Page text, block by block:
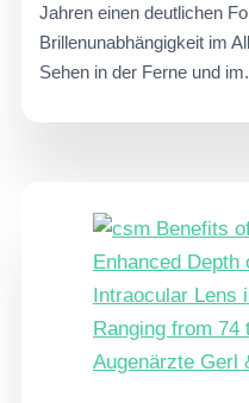
Jahren einen deutlichen
Brillenunabhängigkeit im
Sehen in der Ferne und